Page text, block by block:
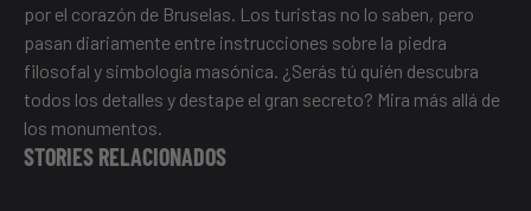
por el corazón de Bruselas. Los turistas no lo saben, pero
pasan diariamente entre instrucciones sobre la piedra
filosofal y simbología masónica. ¿Serás tú quién descubra
todos los detalles y destape el gran secreto? Mira más allá de
los monumentos.
STORIES RELACIONADOS